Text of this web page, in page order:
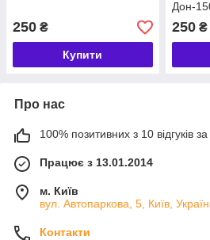
250 ₴
Купити
Дон-
250₴
Про нас
100% позитивних з 10 відгуків за
Працює з 13.01.2014
м. Київ
вул. Автопаркова, 5, Київ,
Контакти